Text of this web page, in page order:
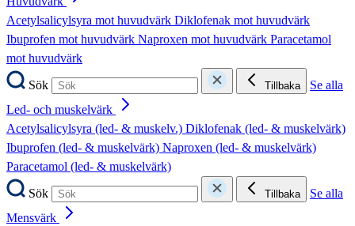
Acetylsalicylsyra mot huvudvärk Diklofenak mot huvudvärk
Ibuprofen mot huvudvärk Naproxen mot huvudvärk Paracetamol
mot huvudvärk
Sök
Tillbaka
Se alla
Led- och muskelvärk
Acetylsalicylsyra (led- & muskelv.) Diklofenak (led- & muskelvärk)
Ibuprofen (led- & muskelvärk) Naproxen (led- & muskelvärk)
Paracetamol (led- & muskelvärk)
Sök
Tillbaka
Se alla
Mensvärk